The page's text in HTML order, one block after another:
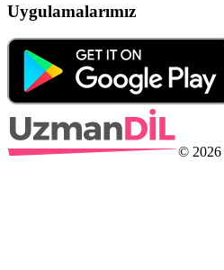
Uygulamalarımız
© 2026